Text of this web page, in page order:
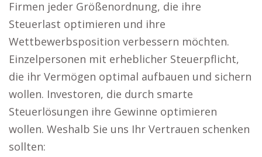
Firmen jeder Größenordnung, die ihre
Steuerlast optimieren und ihre
Wettbewerbsposition verbessern möchten.
Einzelpersonen mit erheblicher Steuerpflicht,
die ihr Vermögen optimal aufbauen und sichern
wollen. Investoren, die durch smarte
Steuerlösungen ihre Gewinne optimieren
wollen. Weshalb Sie uns Ihr Vertrauen schenken
sollten: